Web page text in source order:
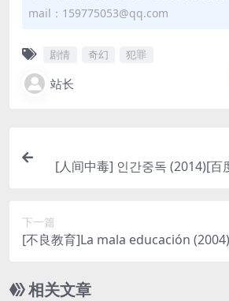
mail：159775053@qq.com
剧情 奇幻 犯罪
站长
[人间中毒] 인간중독 (2014)[百
下一篇
[不良教育]La mala educación
字]【视频文件+防和谐压缩包（含解
相关文章